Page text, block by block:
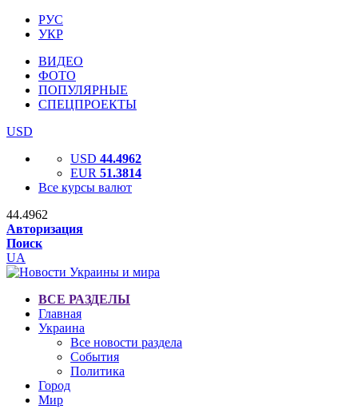
РУС
УКР
ВИДЕО
ФОТО
ПОПУЛЯРНЫЕ
СПЕЦПРОЕКТЫ
USD
USD 44.4962
EUR 51.3814
Все курсы валют
44.4962
Авторизация
Поиск
UA
ВСЕ РАЗДЕЛЫ
Главная
Украина
Все новости раздела
События
Политика
Город
Мир